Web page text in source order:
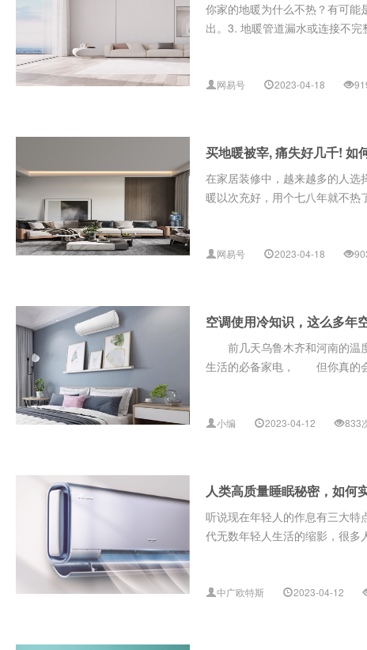
你家的地暖为什么不热？有可能
出。3. 地暖管道漏水或连接不
网易号 2023-04-18
买地暖被宰, 痛失好几千! 如
在家居装修中，越来越多的人选
暖以次充好，用个七八年就不热
网易号 2023-04-18
空调使用冷知识，这么多年
前几天乌鲁木齐和河南的温
生活的必备家电， 但你真
小编 2023-04-12 833
人类高质量睡眠秘密，如何
听说现在年轻人的作息有三大
代无数年轻人生活的缩影，很多
中广欧特斯 2023-04-12